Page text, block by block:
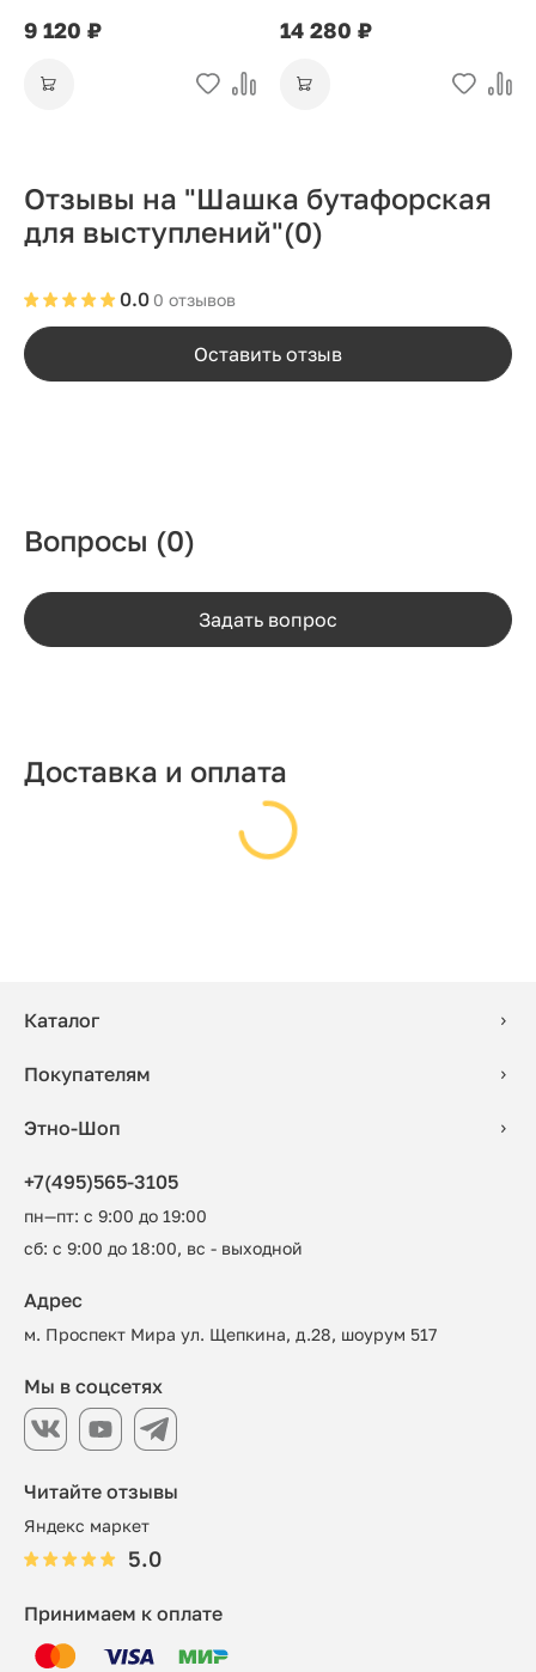
9 120 ₽ 14 280 ₽
Отзывы на "Шашка бутафорская
для выступлений"(0)
0 отзывов
0.0
Оставить отзыв
Вопросы (0)
Задать вопрос
Доставка и оплата
Каталог
Покупателям
Этно-Шоп
+7(495)565-3105
пн—пт: с 9:00 до 19:00
сб: с 9:00 до 18:00, вс - выходной
Читайте отзывы
Яндекс маркет
5.0
Адрес
м. Проспект Мира ул. Щепкина, д.28, шоурум 517
Принимаем к оплате
Мы в соцсетях